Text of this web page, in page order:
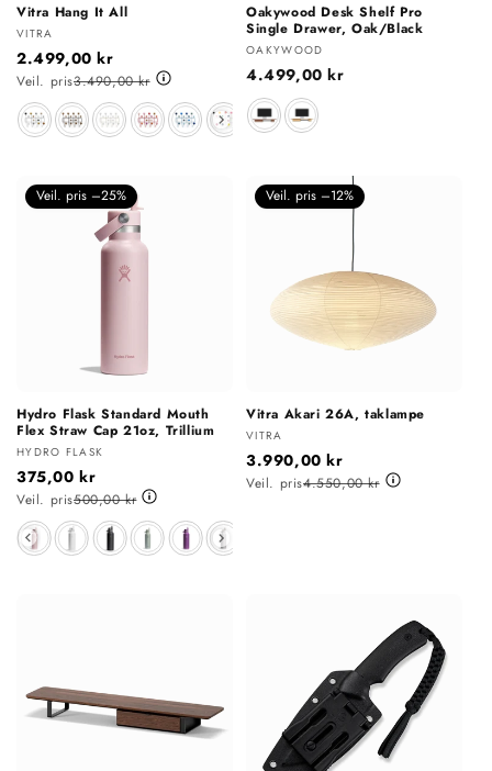
Vitra Hang It All
Selger:
VITRA
2.499,00 kr
Veil. pris3.490,00 kr
Farge
Oakywood Desk Shelf Pro
Single Drawer, Oak/Black
Selger:
OAKYWOOD
Vanlig
pris
4.499,00 kr
Materiale
Veil. pris –25%
Hydro Flask Standard Mouth
Flex Straw Cap 21oz, Trillium
Selger:
HYDRO FLASK
375,00 kr
Veil. pris500,00 kr
Farge
Veil. pris –12%
Vitra Akari 26A, taklampe
Selger:
VITRA
3.990,00 kr
Veil. pris4.550,00 kr